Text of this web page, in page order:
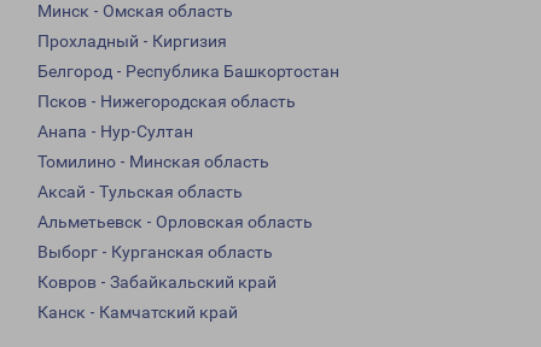
Минск - Омская область
Прохладный - Киргизия
Белгород - Республика Башкортостан
Псков - Нижегородская область
Анапа - Нур-Султан
Томилино - Минская область
Аксай - Тульская область
Альметьевск - Орловская область
Выборг - Курганская область
Ковров - Забайкальский край
Канск - Камчатский край